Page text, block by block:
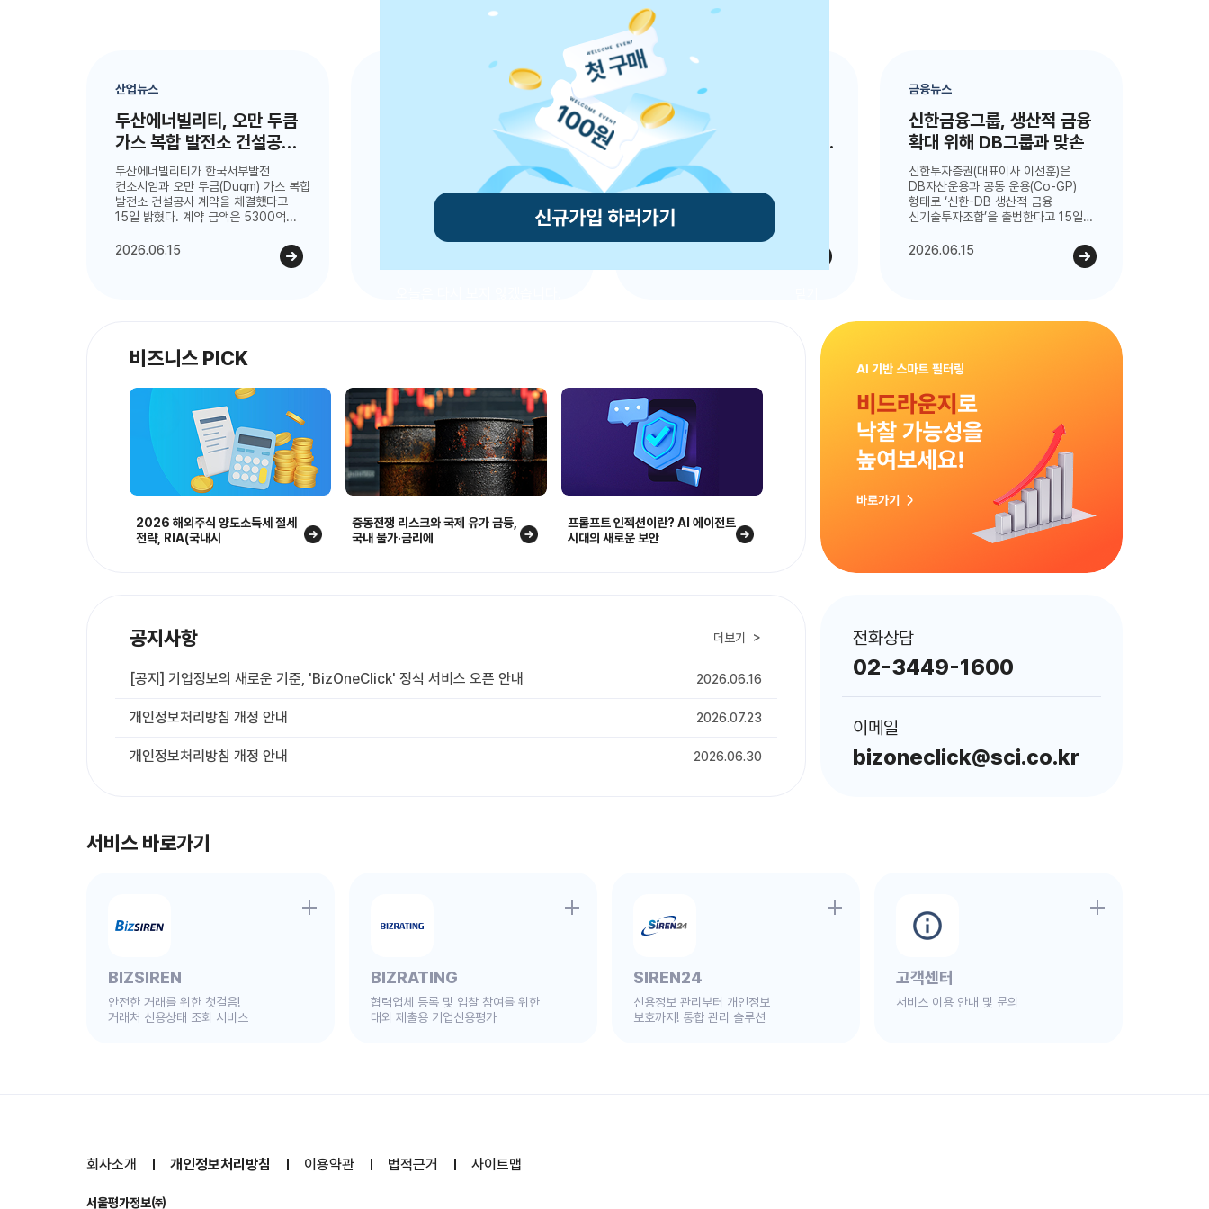
산업뉴스
두산에너빌리티, 오만 두큼
가스 복합 발전소 건설공사
수주
두산에너빌리티가 한국서부발전
컨소시엄과 오만 두큼(Duqm) 가스 복합
발전소 건설공사 계약을 체결했다고
15일 밝혔다. 계약 금액은 5300억...
2026.06.15
안랩, 일본 최대 IT 전시회
‘인터롭 도쿄 2026’ 참가…
현지화 전략 가속화
안랩(대표 강석균)이 6월 10일부터
12일까지 3일간 일본 지바현 마쿠하리
멧세(Makuhari Messe)에서 열린 일본
불스원, 2026년 역대 최대
실적 정조준… 1분기부터 두
자릿수 성장
국내 1위 자동차용품 전문 기업 불스원
(https://bullsone.com)이 2025년
사상 최대 실적 달성의 기세를 이어
2026년에도 역...
금융뉴스
신한금융그룹, 생산적 금융
확대 위해 DB그룹과 맞손
신한투자증권(대표이사 이선훈)은
DB자산운용과 공동 운용(Co-GP)
형태로 ‘신한-DB 생산적 금융
신기술투자조합’을 출범한다고 15일
2026.06.15
비즈니스 PICK
2026 해외주식 양도소득세 절세
전략, RIA(국내시
중동전쟁 리스크와 국제 유가 급등,
국내 물가·금리에
프롬프트 인젝션이란? AI 에이전트
시대의 새로운 보안
공지사항
[공지] 기업정보의 새로운 기준, 'BizOneClick' 정식 서비스 오픈 안내 2026.06.16
개인정보처리방침 개정 안내 2026.07.23
개인정보처리방침 개정 안내 2026.06.30
더보기 전화상담
02-3449-1600
이메일
bizoneclick@sci.co.kr
서비스 바로가기
BIZSIREN
안전한 거래를 위한 첫걸음!
거래처 신용상태 조회 서비스
BIZRATING
협력업체 등록 및 입찰 참여를 위한
대외 제출용 기업신용평가
SIREN24
신용정보 관리부터 개인정보
보호까지! 통합 관리 솔루션
고객센터
서비스 이용 안내 및 문의
회사소개 개인정보처리방침 이용약관 법적근거 사이트맵
서울평가정보㈜